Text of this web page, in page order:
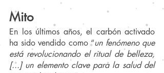
Mito
En los últimos años, el carbón activado
ha sido vendido como “un fenómeno que
está revolucionando el ritual de belleza,
[...] un elemento clave para la salud del